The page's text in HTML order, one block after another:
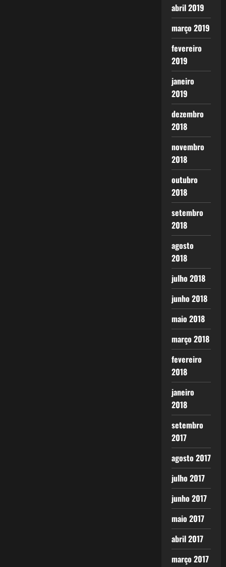
abril 2019
março 2019
fevereiro
2019
janeiro
2019
dezembro
2018
novembro
2018
outubro
2018
setembro
2018
agosto
2018
julho 2018
junho 2018
maio 2018
março 2018
fevereiro
2018
janeiro
2018
setembro
2017
agosto 2017
julho 2017
junho 2017
maio 2017
abril 2017
março 2017